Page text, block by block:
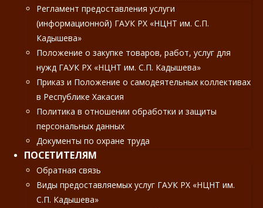
Регламент предоставления услуги
(информационной) ГАУК РХ «НЦНТ им. С.П.
Кадышева»
Положение о закупке товаров, работ, услуг для
нужд ГАУК РХ «НЦНТ им. С.П. Кадышева»
Приказ и Положение о самодеятельных коллективах
в Республике Хакасия
Политика в отношении обработки и защиты
персональных данных
Документы по охране труда
ПОСЕТИТЕЛЯМ
Обратная связь
Виды предоставляемых услуг ГАУК РХ «НЦНТ им.
С.П. Кадышева»